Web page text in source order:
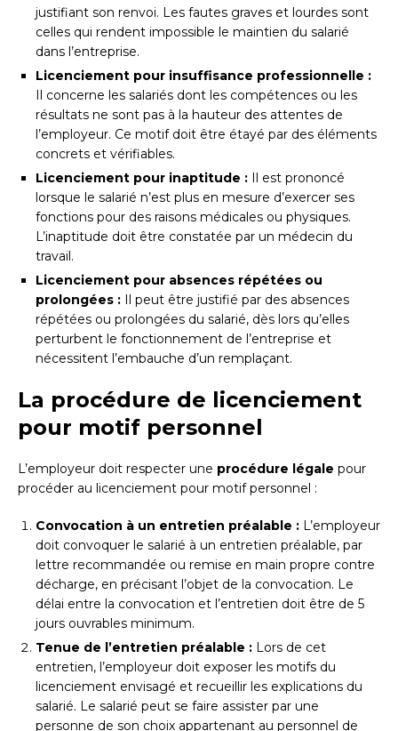
justifiant son renvoi. Les fautes graves et lourdes sont
celles qui rendent impossible le maintien du salarié
dans l’entreprise.
Licenciement pour insuffisance professionnelle :
Il concerne les salariés dont les compétences ou les
résultats ne sont pas à la hauteur des attentes de
l’employeur. Ce motif doit être étayé par des éléments
concrets et vérifiables.
Licenciement pour inaptitude : Il est prononcé
lorsque le salarié n’est plus en mesure d’exercer ses
fonctions pour des raisons médicales ou physiques.
L’inaptitude doit être constatée par un médecin du
travail.
Licenciement pour absences répétées ou
prolongées : Il peut être justifié par des absences
répétées ou prolongées du salarié, dès lors qu’elles
perturbent le fonctionnement de l’entreprise et
nécessitent l’embauche d’un remplaçant.
La procédure de licenciement
pour motif personnel
L’employeur doit respecter une procédure légale pour
procéder au licenciement pour motif personnel :
Convocation à un entretien préalable : L’employeur
doit convoquer le salarié à un entretien préalable, par
lettre recommandée ou remise en main propre contre
décharge, en précisant l’objet de la convocation. Le
délai entre la convocation et l’entretien doit être de 5
jours ouvrables minimum.
Tenue de l’entretien préalable : Lors de cet
entretien, l’employeur doit exposer les motifs du
licenciement envisagé et recueillir les explications du
salarié. Le salarié peut se faire assister par une
personne de son choix appartenant au personnel de